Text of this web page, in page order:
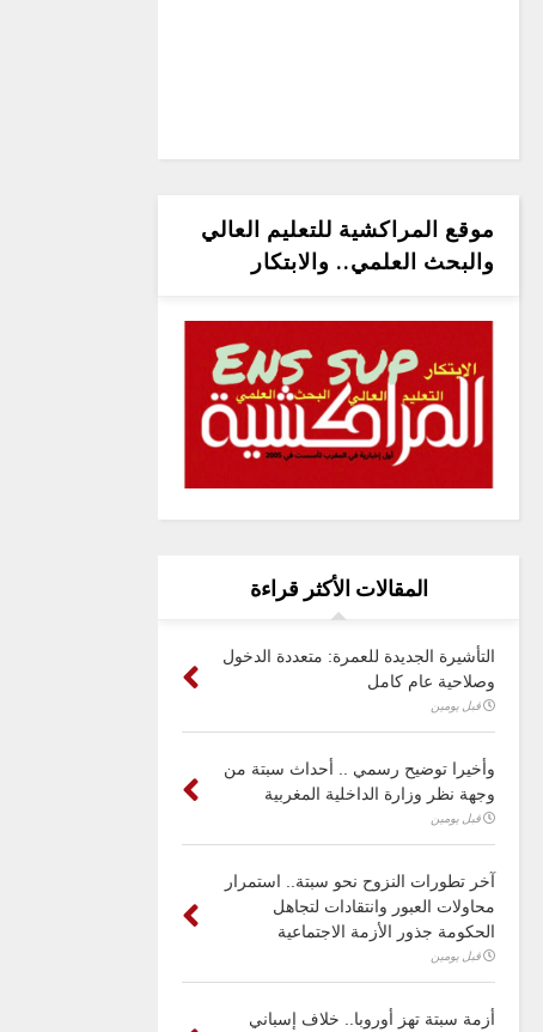
موقع المراكشية للتعليم العالي
والبحث العلمي.. والابتكار
المقالات الأكثر قراءة
التأشيرة الجديدة للعمرة: متعددة الدخول
وصلاحية عام كامل
قبل يومين
وأخيرا توضيح رسمي .. أحداث سبتة من
وجهة نظر وزارة الداخلية المغربية
قبل يومين
آخر تطورات النزوح نحو سبتة.. استمرار
محاولات العبور وانتقادات لتجاهل
الحكومة جذور الأزمة الاجتماعية
قبل يومين
أزمة سبتة تهز أوروبا.. خلاف إسباني